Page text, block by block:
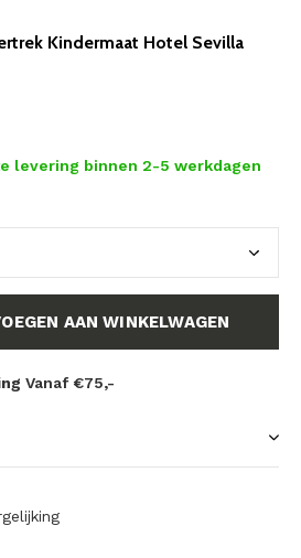
Kindermaat Hotel Sevilla
levering binnen 2-5 werkdagen
AAN WINKELWAGEN
Vanaf €75,-